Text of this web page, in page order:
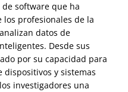
software que ha
profesionales de la
datos de
Desde sus
por su capacidad para
dispositivos y sistemas
investigadores una